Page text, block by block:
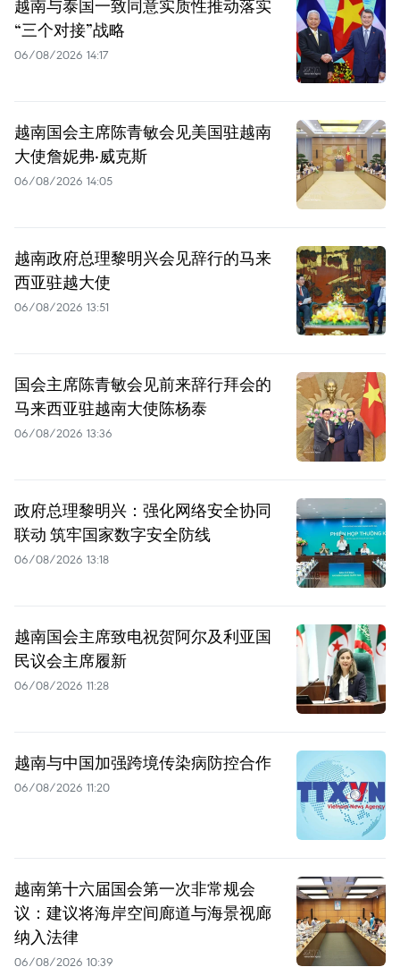
越南与泰国一致同意实质性推动落实
“三个对接”战略
06/08/2026 14:17
越南国会主席陈青敏会见美国驻越南
大使詹妮弗·威克斯
06/08/2026 14:05
越南政府总理黎明兴会见辞行的马来
西亚驻越大使
06/08/2026 13:51
国会主席陈青敏会见前来辞行拜会的
马来西亚驻越南大使陈杨泰
06/08/2026 13:36
政府总理黎明兴：强化网络安全协同
联动 筑牢国家数字安全防线
06/08/2026 13:18
越南国会主席致电祝贺阿尔及利亚国
民议会主席履新
06/08/2026 11:28
越南与中国加强跨境传染病防控合作
06/08/2026 11:20
越南第十六届国会第一次非常规会
议：建议将海岸空间廊道与海景视廊
纳入法律
06/08/2026 10:39